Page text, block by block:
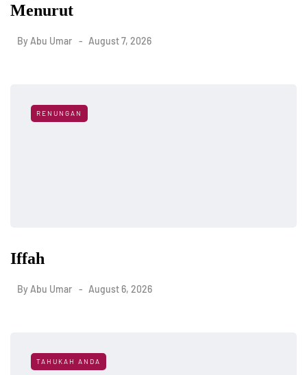
Menurut
By Abu Umar August 7, 2026
RENUNGAN
Iffah
By Abu Umar August 6, 2026
TAHUKAH ANDA